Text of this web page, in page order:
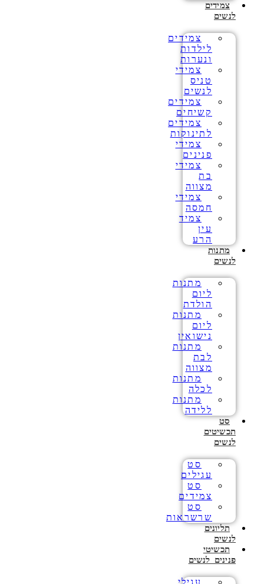
צמידים
לנשים
צמידים
לילדות
ונערות
צמידי
טניס
לנשים
צמידים
קשיחים
צמידים
לתינוקות
צמידי
פנינים
צמידי
בת
מצווה
צמידי
חמסה
צמיד
עין
הרע
מתנות
לנשים
מתנות
ליום
הולדת
מתנות
ליום
נישואין
מתנות
לבת
מצווה
מתנות
לכלה
מתנות
ללידה
סט
תכשיטים
לנשים
סט
עגילים
סט
צמידים
סט
שרשראות
תליונים
לנשים
תכשיטי
פנינים לנשים
עגילי